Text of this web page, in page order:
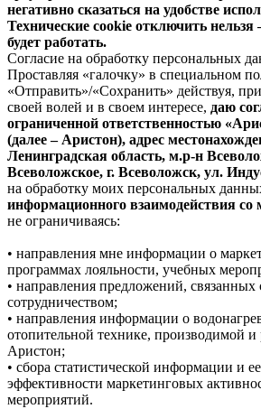
негативно сказаться на удобстве
Технические cookie отключить
будет работать.
Согласие на обработку персональных
Проставляя «галочку» в специальном
«Отправить»/«Сохранить» действуя,
своей волей и в своем интересе, даю
ограниченной ответственностью
(далее – Аристон), адрес
Ленинградская область, м.р-н
Всеволожское, г. Всеволожск, ул.
на обработку моих персональных
информационного взаимодействия со
не ограничиваясь:
• направления мне информации о
программах лояльности, учебных
• направления предложений,
сотрудничеством;
• направления информации о
отопительной технике, производимой и
Аристон;
• сбора статистической информации и
эффективности маркетинговых
мероприятий.